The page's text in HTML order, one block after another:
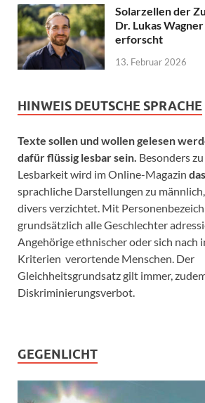
Solarzellen der
Dr. Lukas
erforscht
13. Februar 2026
HINWEIS DEUTSCHE SPRACHE
Texte sollen und wollen gelesen
dafür flüssig lesbar sein. Besonders
Lesbarkeit wird im Online-Magazin
sprachliche Darstellungen zu
divers verzichtet. Mit
grundsätzlich alle Geschlechter
Angehörige ethnischer oder sich nach
Kriterien verortende Menschen. Der
Gleichheitsgrundsatz gilt immer,
Diskriminierungsverbot.
GEGENLICHT